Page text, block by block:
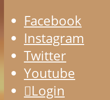
Facebook
Instagram
Twitter
Youtube
Login